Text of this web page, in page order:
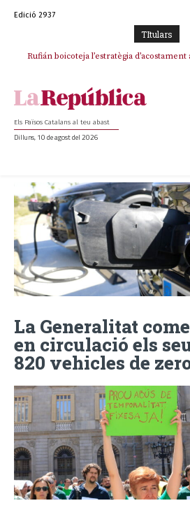
Edició 2937
TItulars
Rufián dinamita la unitat independentista
Els Països Catalans al teu abast
Dilluns, 10 de agost del 2026
La Generalitat
en circulació els
820 vehicles de